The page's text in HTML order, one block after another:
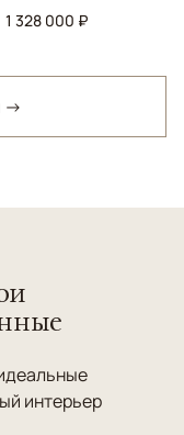
1 328 000 ₽
→
интерьер